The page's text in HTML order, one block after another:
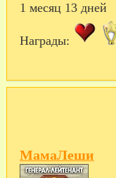
1 месяц 13 дней
Награды:
МамаЛеши